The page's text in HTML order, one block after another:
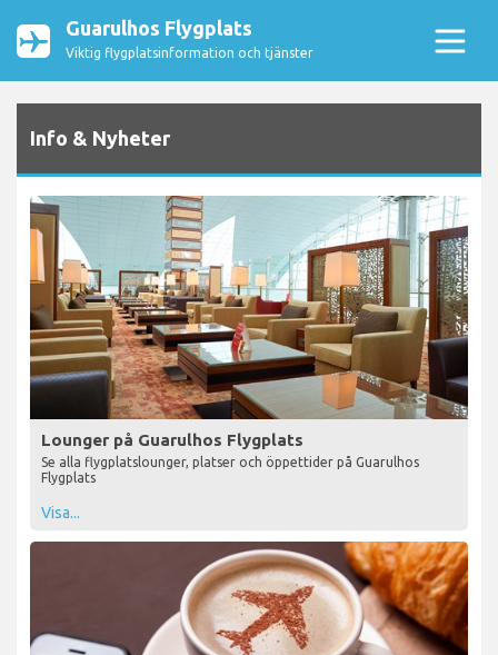
Guarulhos Flygplats
Viktig flygplatsinformation och tjänster
Info & Nyheter
Lounger på Guarulhos Flygplats
Se alla flygplatslounger, platser och öppettider på Guarulhos
Flygplats
Visa...